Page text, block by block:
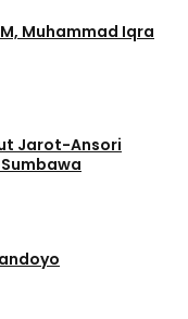
Muhammad Iqra